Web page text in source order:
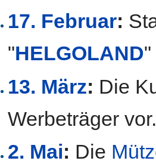
17. Februar:
"HELGOLAND"
13. März: Die
Werbeträger
2. Mai: Die